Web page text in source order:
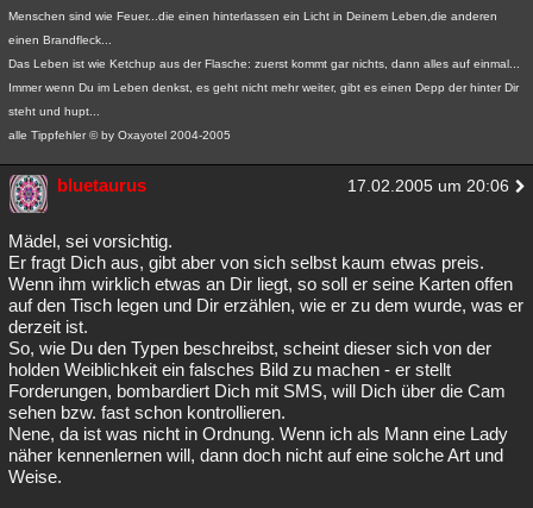
Menschen sind wie Feuer...die einen hinterlassen ein Licht in Deinem Leben,die anderen
einen Brandfleck...
Das Leben ist wie Ketchup aus der Flasche: zuerst kommt gar nichts, dann alles auf einmal...
Immer wenn Du im Leben denkst, es geht nicht mehr weiter, gibt es einen Depp der hinter Dir
steht und hupt...
alle Tippfehler © by Oxayotel 2004-2005
bluetaurus 17.02.2005 um 20:06
Mädel, sei vorsichtig.
Er fragt Dich aus, gibt aber von sich selbst kaum etwas preis.
Wenn ihm wirklich etwas an Dir liegt, so soll er seine Karten offen
auf den Tisch legen und Dir erzählen, wie er zu dem wurde, was er
derzeit ist.
So, wie Du den Typen beschreibst, scheint dieser sich von der
holden Weiblichkeit ein falsches Bild zu machen - er stellt
Forderungen, bombardiert Dich mit SMS, will Dich über die Cam
sehen bzw. fast schon kontrollieren.
Nene, da ist was nicht in Ordnung. Wenn ich als Mann eine Lady
näher kennenlernen will, dann doch nicht auf eine solche Art und
Weise.